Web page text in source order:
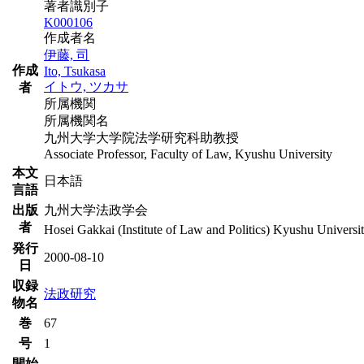
作成
者
著者識別子
K000106
作成者名
伊藤, 司
Ito, Tsukasa
イトウ, ツカサ
所属機関
所属機関名
九州大学大学院法学研究科助教授
Associate Professor, Faculty of Law, Kyushu University
本文
言語
日本語
出版
者
九州大学法政学会
Hosei Gakkai (Institute of Law and Politics) Kyushu
発行
日
2000-08-10
収録
物名
法政研究
巻
67
号
1